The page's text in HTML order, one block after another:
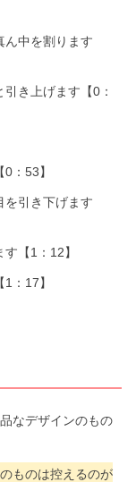
ん中を割ります
き上げます【0：
：53】
を引き下げます
【1：12】
：17】
なデザインのもの
ものは控えるのが